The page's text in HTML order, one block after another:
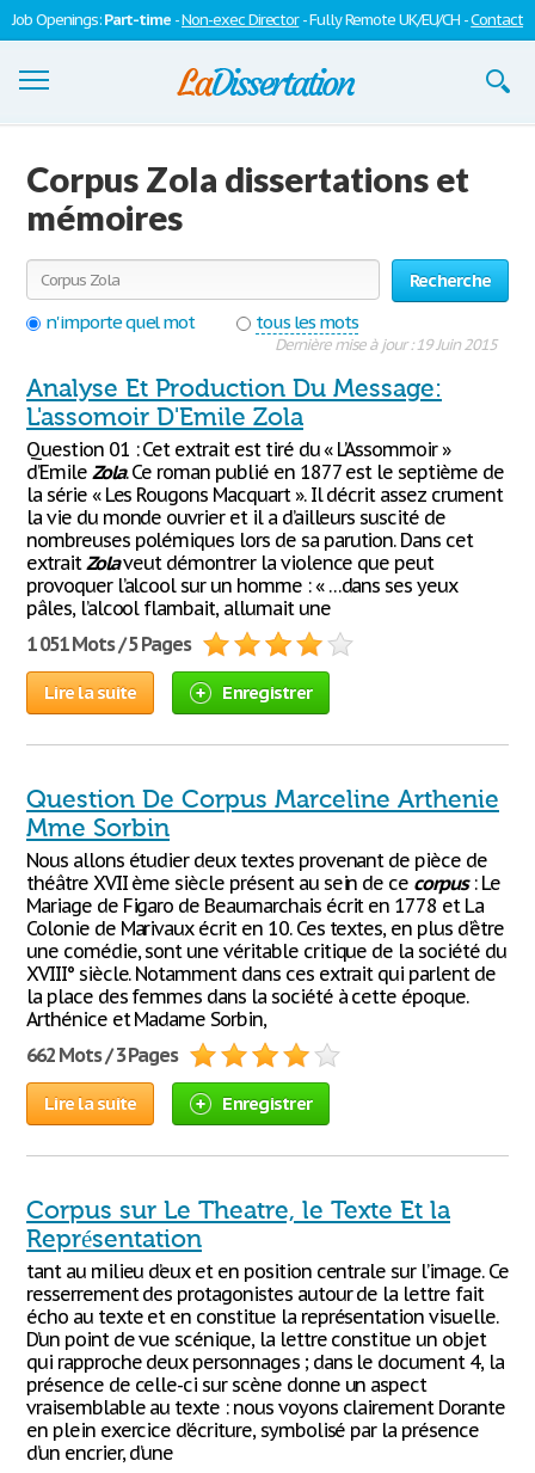
Job Openings:Part-time -Non-exec Director- Fully Remote UK/EU/CH -Contact
S'inscrire
Se connecter
Contactez-nous
Corpus Zola dissertations et
mémoires
Recherche
n'importe quel mot
tous les mots
Dernière mise à jour : 19 Juin 2015
Analyse Et Production Du Message:
L'assomoir D'Emile Zola
Question 01 : Cet extrait est tiré du « L’Assommoir »
d’Emile Zola. Ce roman publié en 1877 est le septième de
la série « Les Rougons Macquart ». Il décrit assez crument
la vie du monde ouvrier et il a d’ailleurs suscité de
nombreuses polémiques lors de sa parution. Dans cet
extraitZolaveut démontrer la violence que peut
provoquer l’alcool sur un homme : « …dans ses yeux
pâles, l’alcool flambait, allumait une
1 051 Mots / 5 Pages
Lire la suite Enregistrer
Question De Corpus Marceline Arthenie
Mme Sorbin
Nous allons étudier deux textes provenant de pièce de
théâtre XVII ème siècle présent au sein de ce corpus: Le
Mariage de Figaro de Beaumarchais écrit en 1778 et La
Colonie de Marivaux écrit en 10. Ces textes, en plus d'être
une comédie, sont une véritable critique de la société du
XVIII° siècle. Notamment dans ces extrait qui parlent de
la place des femmes dans la société à cette époque.
Arthénice et Madame Sorbin,
662 Mots / 3 Pages
Lire la suite Enregistrer
Corpus sur Le Theatre, le Texte Et la
Représentation
tant au milieu d’eux et en position centrale sur l’image. Ce
resserrement des protagonistes autour de la lettre fait
écho au texte et en constitue la représentation visuelle.
D’un point de vue scénique, la lettre constitue un objet
qui rapproche deux personnages ; dans le document 4, la
présence de celle-ci sur scène donne un aspect
vraisemblable au texte : nous voyons clairement Dorante
en plein exercice d’écriture, symbolisé par la présence
d’un encrier, d’une